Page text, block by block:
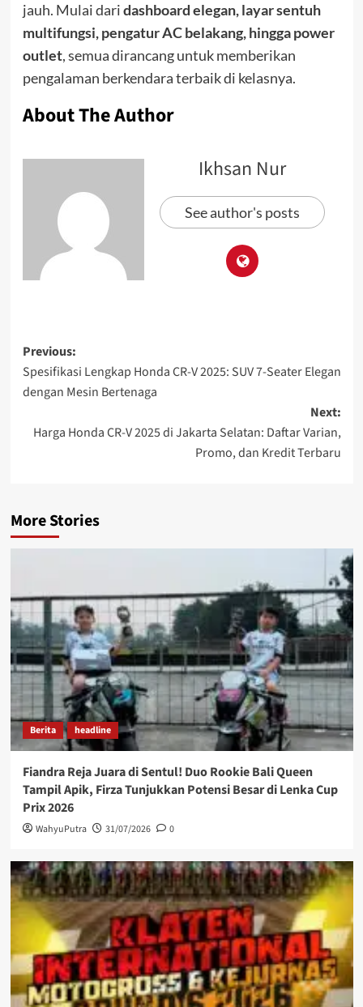
jauh. Mulai daridashboard elegan, layar sentuh
multifungsi, pengatur AC belakang, hingga power
outlet, semua dirancang untuk memberikan
pengalaman berkendara terbaik di kelasnya.
About The Author
Ikhsan Nur
See author's posts
Previous:
Spesifikasi Lengkap Honda CR-V 2025: SUV 7-Seater Elegan
dengan Mesin Bertenaga
Next:
Harga Honda CR-V 2025 di Jakarta Selatan: Daftar Varian,
Promo, dan Kredit Terbaru
More Stories
Berita headline
Fiandra Reja Juara di Sentul! Duo Rookie Bali Queen
Tampil Apik, Firza Tunjukkan Potensi Besar di Lenka Cup
Prix 2026
WahyuPutra 31/07/2026 0